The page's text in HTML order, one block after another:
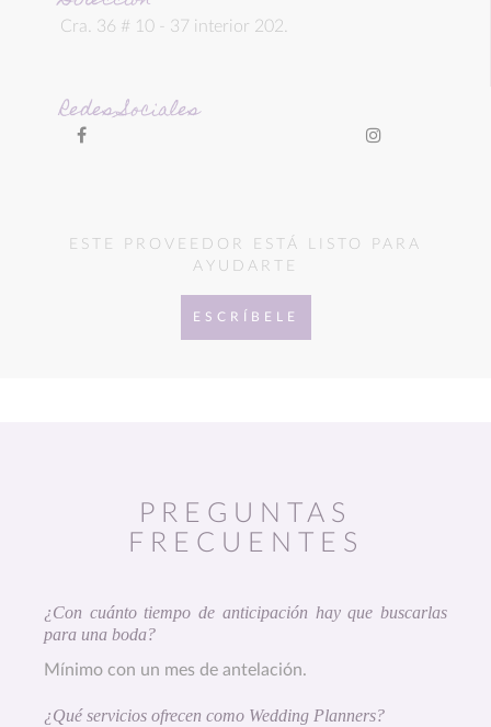
Cra. 36 # 10 - 37 interior 202.
Redes Sociales
ESTE PROVEEDOR ESTÁ LISTO PARA
AYUDARTE
ESCRÍBELE
PREGUNTAS
FRECUENTES
¿Con cuánto tiempo de anticipación hay que buscarlas
para una boda?
Mínimo con un mes de antelación.
¿Qué servicios ofrecen como Wedding Planners?